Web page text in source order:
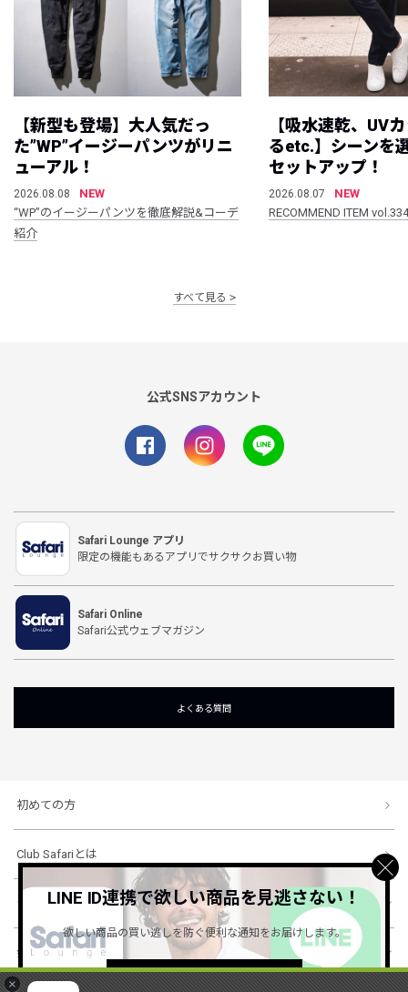
×
【新型も登場】大人気だっ
た”WP”イージーパンツがリニ
ューアル！
2026.08.08
NEW
“WP”のイージーパンツを徹底解説&コーデ
紹介
【吸水速乾、UV
るetc.】シーンを
セットアップ！
2026.08.07
NEW
RECOMMEND ITEM vol.334
すべて見る
公式SNSアカウント
Safari Lounge アプリ
限定の機能もあるアプリでサクサクお買い物
Safari Online
Safari公式ウェブマガジン
よくある質問
初めての方
Club Safariとは
ショッピングガイド
会社概要・規約
LINE ID連携で欲しい商品を見逃さない！
欲しい商品の買い逃しを防ぐ便利な通知をお届けします。
詳しくはこちら ＞